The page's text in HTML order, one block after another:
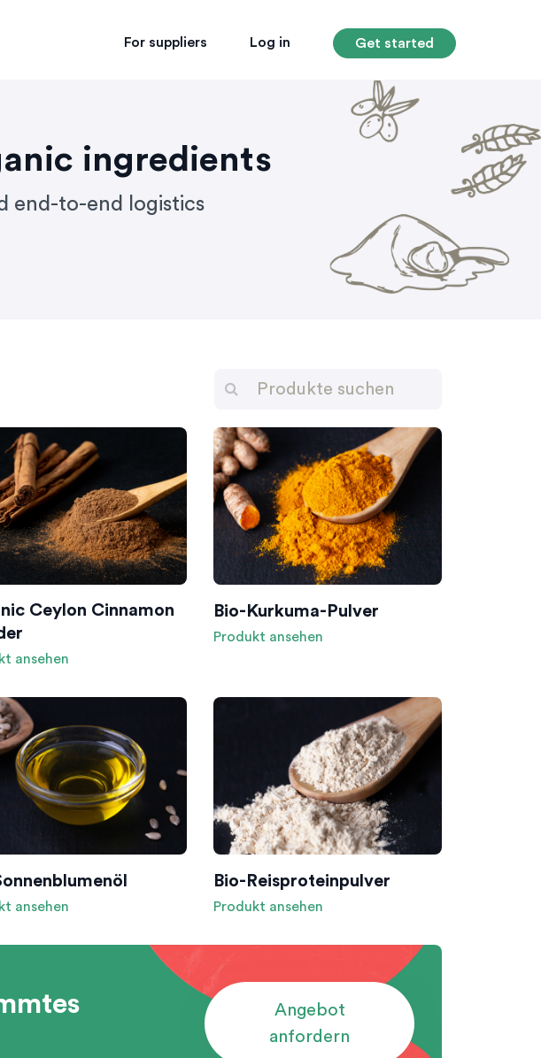
For suppliers Log in Get started
ingredients
end-to-end logistics
Ceylon Cinnamon
ansehen
Bio-Kurkuma-Pulver
Produkt ansehen
ansehen
Bio-Reisproteinpulver
Produkt ansehen
Angebot
anfordern